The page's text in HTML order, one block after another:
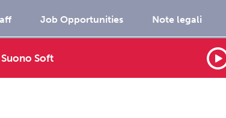
Soft
Job Opportunities Note legali
©2018 - All Right Reserved P.I. 01571711009 Dimensione